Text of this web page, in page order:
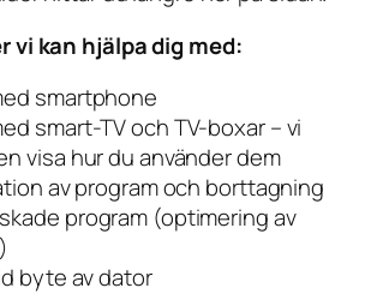
vi kan hjälpa dig med:
smartphone
smart-TV och TV-boxar – vi
visa hur du använder dem
av program och borttagning
program (optimering av
byte av dator